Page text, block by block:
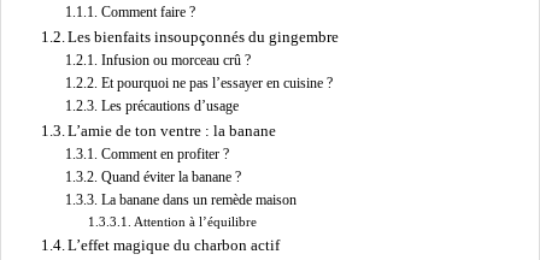
Comment faire ?
Les bienfaits insoupçonnés du gingembre
Infusion ou morceau crû ?
Et pourquoi ne pas l’essayer en cuisine ?
Les précautions d’usage
L’amie de ton ventre : la banane
Comment en profiter ?
Quand éviter la banane ?
La banane dans un remède maison
Attention à l’équilibre
L’effet magique du charbon actif